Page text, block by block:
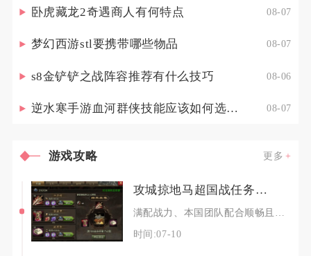
卧虎藏龙2奇遇商人有何特点 08-07
梦幻西游stl要携带哪些物品 08-07
s8金铲铲之战阵容推荐有什么技巧 08-06
逆水寒手游血河群侠技能应该如何选择调整 08-07
游戏攻略 更多
攻城掠地马超国战任务需要多长时间完成
时间:07-10